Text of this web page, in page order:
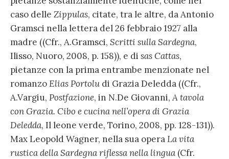
caso delle Zippulas, citate, tra le altre, da Antonio
Gramsci nella lettera del 26 febbraio 1927 alla
madre ((Cfr., A.Gramsci, Scritti sulla Sardegna,
Ilisso, Nuoro, 2008, p. 158)), e di sas Cattas,
pietanze con la prima entrambe menzionate nel
romanzoElias Portolu di Grazia Deledda ((Cfr.,
A.Vargiu, Postfazione, in N.De Giovanni,A tavola
con Grazia. Cibo e cucina nell’opera di Grazia
Deledda, Il leone verde, Torino, 2008, pp. 128-131)).
Max Leopold Wagner, nella sua operaLa vita
rustica della Sardegna riflessa nella lingua (Cfr.